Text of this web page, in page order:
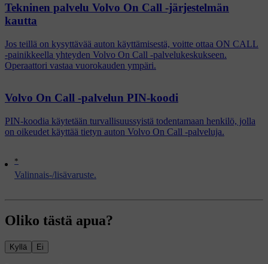
*
Valinnais-/lisävaruste.
Tekninen palvelu Volvo On Call -järjestelmän
kautta
Jos teillä on kysyttävää auton käyttämisestä, voitte ottaa ON CALL
-painikkeella yhteyden Volvo On Call -palvelukeskukseen.
Operaattori vastaa vuorokauden ympäri.
Volvo On Call -palvelun PIN-koodi
PIN-koodia käytetään turvallisuussyistä todentamaan henkilö, jolla
on oikeudet käyttää tietyn auton Volvo On Call -palveluja.
Oliko tästä apua?
Kyllä Ei